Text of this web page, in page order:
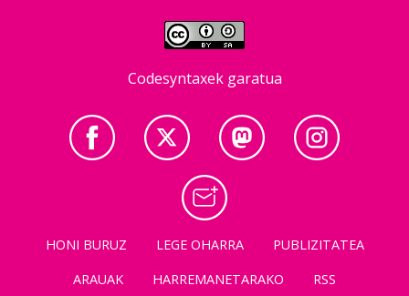
Codesyntaxek garatua
HONI BURUZ LEGE OHARRA
PUBLIZITATEA
ARAUAK
HARREMANETARAKO RSS